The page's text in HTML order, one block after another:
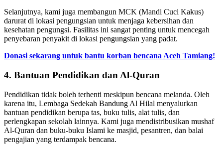
Selanjutnya, kami juga membangun MCK (Mandi Cuci Kakus)
darurat di lokasi pengungsian untuk menjaga kebersihan dan
kesehatan pengungsi. Fasilitas ini sangat penting untuk mencegah
penyebaran penyakit di lokasi pengungsian yang padat.
Donasi sekarang untuk bantu korban bencana Aceh Tamiang!
4. Bantuan Pendidikan dan Al-Quran
Pendidikan tidak boleh terhenti meskipun bencana melanda. Oleh
karena itu, Lembaga Sedekah Bandung Al Hilal menyalurkan
bantuan pendidikan berupa tas, buku tulis, alat tulis, dan
perlengkapan sekolah lainnya. Kami juga mendistribusikan mushaf
Al-Quran dan buku-buku Islami ke masjid, pesantren, dan balai
pengajian yang terdampak bencana.